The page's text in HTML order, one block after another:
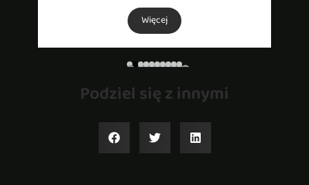
Więcej
Podziel się z innymi